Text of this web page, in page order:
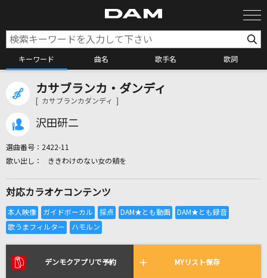
キーワード 曲名 歌手名 歌詞
カラオケ検索
全国りれき
リアルタイムで歌われている曲の一覧
星空のSpica
カサブランカ・ダンディ
[ カサブランカダンディ ]
沢田研二
選曲番号： 2422-11
ききわけのない女の頬を
対応カラオケコンテンツ
デンモクアプリで予約 MYリスト保存